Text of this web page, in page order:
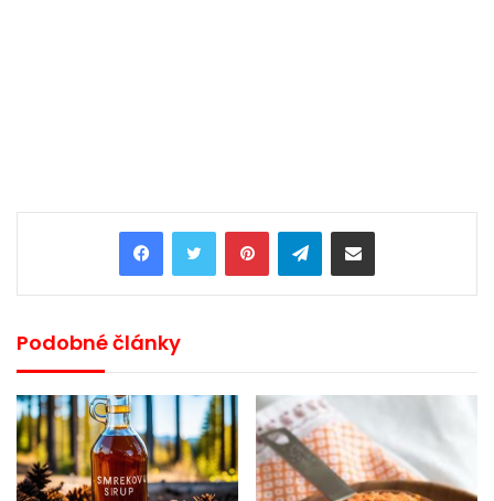
PinterestTelegramShare via Email
Podobné články